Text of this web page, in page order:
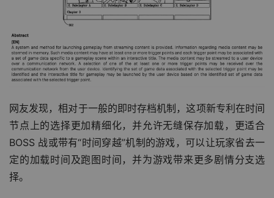
网友发现，相对于一般的即时存档机制，这项新专利在时间
节点上的选择更加精细化，并允许无缝保存加载，更适合
BOSS 战或带有“时间穿越”机制的游戏，可以让玩家省去一
定的加载时间及跑图时间，并为游戏带来更多剧情分支选
择。